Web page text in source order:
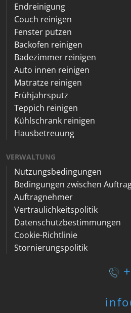
Endreinigung
Couch reinigen
Fenster putzen
Backofen reinigen
Badezimmer reinigen
Auto innen reinigen
Matratze reinigen
Frühjahrsputz
Teppich reinigen
Kühlschrank reinigen
Hausbetreuung
VERWALTUNG
Nutzungsbedingungen
Bedingungen zwischen
Auftragnehmer
Vertraulichkeitspolitik
Datenschutzbestimmungen
Cookie-Richtlinie
Stornierungspolitik